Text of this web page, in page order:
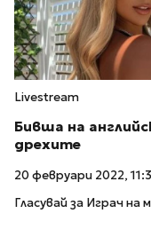
Livestream
Бивша на
дрехите
20 февруари 2022,
Гласувай за Играч